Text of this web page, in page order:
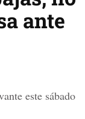
ante
este sábado